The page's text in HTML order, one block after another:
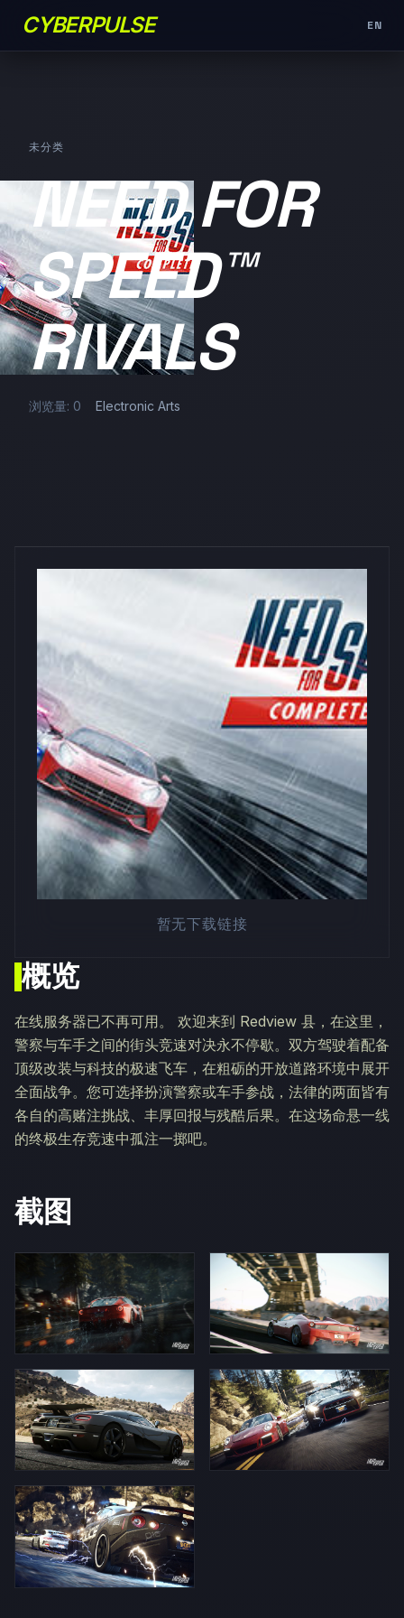
CYBERPULSE EN
未分类
NEED FOR
SPEED™
RIVALS
浏览量: 0 Electronic Arts
概览
在线服务器已不再可用。 欢迎来到 Redview 县，在这里，
警察与车手之间的街头竞速对决永不停歇。双方驾驶着配备
顶级改装与科技的极速飞车，在粗砺的开放道路环境中展开
全面战争。您可选择扮演警察或车手参战，法律的两面皆有
各自的高赌注挑战、丰厚回报与残酷后果。在这场命悬一线
的终极生存竞速中孤注一掷吧。
截图
暂无下载链接